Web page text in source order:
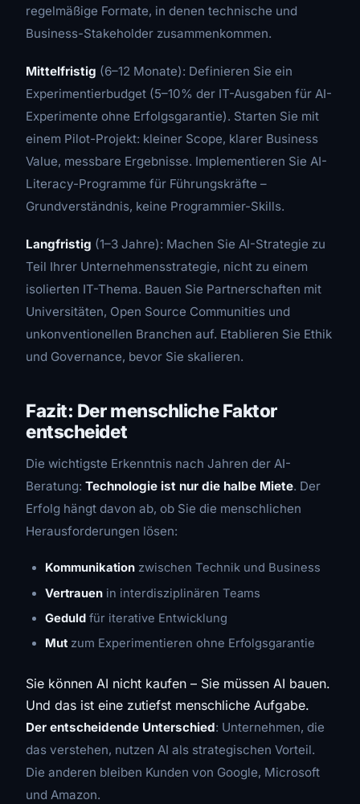
regelmäßige Formate, in denen technische und
Business-Stakeholder zusammenkommen.
Mittelfristig (6–12 Monate): Definieren Sie ein
Experimentierbudget (5–10% der IT-Ausgaben für AI-
Experimente ohne Erfolgsgarantie). Starten Sie mit
einem Pilot-Projekt: kleiner Scope, klarer Business
Value, messbare Ergebnisse. Implementieren Sie AI-
Literacy-Programme für Führungskräfte –
Grundverständnis, keine Programmier-Skills.
Langfristig (1–3 Jahre): Machen Sie AI-Strategie zu
Teil Ihrer Unternehmensstrategie, nicht zu einem
isolierten IT-Thema. Bauen Sie Partnerschaften mit
Universitäten, Open Source Communities und
unkonventionellen Branchen auf. Etablieren Sie Ethik
und Governance, bevor Sie skalieren.
Fazit: Der menschliche Faktor
entscheidet
Die wichtigste Erkenntnis nach Jahren der AI-
Beratung: Technologie ist nur die halbe Miete. Der
Erfolg hängt davon ab, ob Sie die menschlichen
Herausforderungen lösen:
Kommunikation zwischen Technik und Business
Vertrauen in interdisziplinären Teams
Geduld für iterative Entwicklung
Mut zum Experimentieren ohne Erfolgsgarantie
Sie können AI nicht kaufen – Sie müssen AI bauen.
Und das ist eine zutiefst menschliche Aufgabe.
Der entscheidende Unterschied: Unternehmen, die
das verstehen, nutzen AI als strategischen Vorteil.
Die anderen bleiben Kunden von Google, Microsoft
und Amazon.